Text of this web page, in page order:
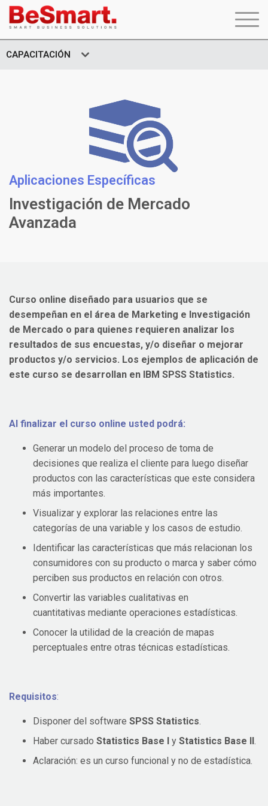
CAPACITACIÓN
Aplicaciones Específicas
Investigación de Mercado
Avanzada
Curso online diseñado para usuarios que se
desempeñan en el área de Marketing e Investigación
de Mercado o para quienes requieren analizar los
resultados de sus encuestas, y/o diseñar o mejorar
productos y/o servicios. Los ejemplos de aplicación de
este curso se desarrollan en IBM SPSS Statistics.
Al finalizar el curso online usted podrá:
Generar un modelo del proceso de toma de
decisiones que realiza el cliente para luego diseñar
productos con las características que este considera
más importantes.
Visualizar y explorar las relaciones entre las
categorías de una variable y los casos de estudio.
Identificar las características que más relacionan los
consumidores con su producto o marca y saber cómo
perciben sus productos en relación con otros.
Convertir las variables cualitativas en
cuantitativas mediante operaciones estadísticas.
Conocer la utilidad de la creación de mapas
perceptuales entre otras técnicas estadísticas.
Requisitos:
Disponer del software SPSS Statistics.
Haber cursado Statistics Base I y Statistics Base II.
Aclaración: es un curso funcional y no de estadística.